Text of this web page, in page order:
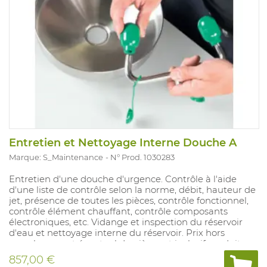
Entretien et Nettoyage Interne Douche A
Marque: S_Maintenance N° Prod. 1030283
Entretien d'une douche d'urgence. Contrôle à l'aide
d'une liste de contrôle selon la norme, débit, hauteur de
jet, présence de toutes les pièces, contrôle fonctionnel,
contrôle élément chauffant, contrôle composants
électroniques, etc. Vidange et inspection du réservoir
d'eau et nettoyage interne du réservoir. Prix hors
remplacement éventuel de pièces et inclusif produits
de nettoyage ref 1031089.
857,00 €